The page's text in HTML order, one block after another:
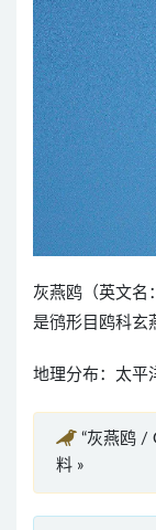
灰燕鸥（英文名
是鸻形目鸥科玄
地理分布：太平
“灰燕鸥 /
料 »